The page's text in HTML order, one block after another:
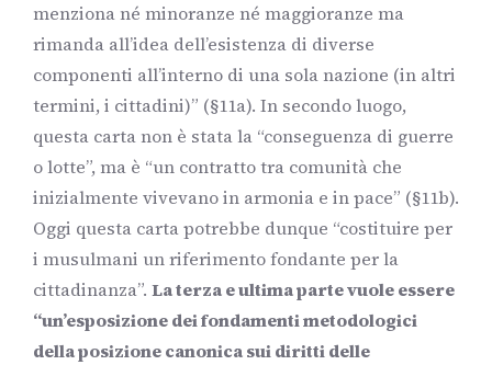
menziona né minoranze né maggioranze ma
rimanda all’idea dell’esistenza di diverse
componenti all’interno di una sola nazione (in altri
termini, i cittadini)” (§11a). In secondo luogo,
questa carta non è stata la “conseguenza di guerre
o lotte”, ma è “un contratto tra comunità che
inizialmente vivevano in armonia e in pace” (§11b).
Oggi questa carta potrebbe dunque “costituire per
i musulmani un riferimento fondante per la
cittadinanza”. La terza e ultima parte vuole essere
“un’esposizione dei fondamenti metodologici
della posizione canonica sui diritti delle